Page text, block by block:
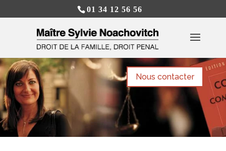
01 34 12 56 56
Nous contacter